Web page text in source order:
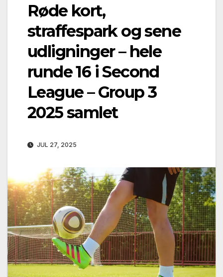
Røde kort,
straffespark og sene
udligninger – hele
runde 16 i Second
League – Group 3
2025 samlet
JUL 27, 2025